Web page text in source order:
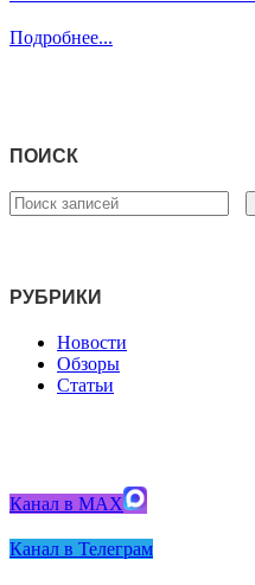
Подробнее...
ПОИСК
РУБРИКИ
Новости
Обзоры
Статьи
Канал в MAX
Канал в Телеграм